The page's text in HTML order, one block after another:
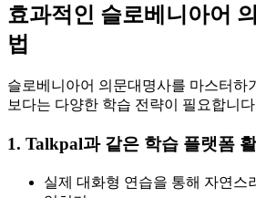
효과적인 슬로베니아어
법
슬로베니아어 의문대명사를 마스터하
보다는 다양한 학습 전략이 필요합니
1. Talkpal과 같은 학습 플랫폼
실제 대화형 연습을 통해 자연스